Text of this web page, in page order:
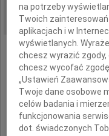
DATA EMISJI:
na potrzeby
Twoich
aplikacjach i w
wyświetlanych.
chcesz wyrazić
chcesz wycofać
„Ustawień
Twoje dane osobowe
celów badania i
funkcjonowania
dot. świadczonych